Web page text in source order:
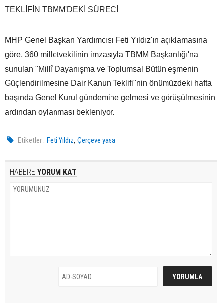
TEKLİFİN TBMM'DEKİ SÜRECİ
MHP Genel Başkan Yardımcısı Feti Yıldız'ın açıklamasına
göre, 360 milletvekilinin imzasıyla TBMM Başkanlığı'na
sunulan "Millî Dayanışma ve Toplumsal Bütünleşmenin
Güçlendirilmesine Dair Kanun Teklifi"nin önümüzdeki hafta
başında Genel Kurul gündemine gelmesi ve görüşülmesinin
ardından oylanması bekleniyor.
Etiketler : Feti Yıldız,Çerçeve yasa
HABERE YORUM KAT